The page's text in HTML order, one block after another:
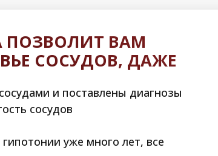
и поставлены диагнозы
сосудов
уже много лет, все
ПОЗВОЛИТ ВАМ
СОСУДОВ, ДАЖЕ